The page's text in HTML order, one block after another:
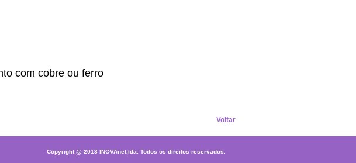
com cobre ou ferro
Voltar
Copyright @ 2013 INOVAnet,lda. Todos os direitos reservados.